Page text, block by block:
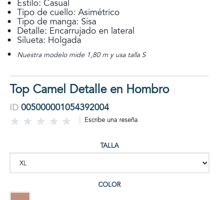
Estilo: Casual
Tipo de cuello: Asimétrico
Tipo de manga: Sisa
Detalle: Encarrujado en lateral
Silueta: Holgada
Nuestra modelo mide 1,80 m y usa talla S
Top Camel Detalle en Hombro
ID 005000001054392004
Escribe una reseña
TALLA
COLOR